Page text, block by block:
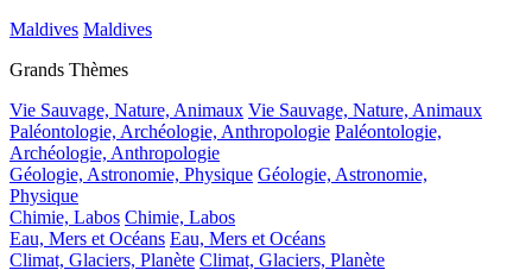
Maldives Maldives
Grands Thèmes
Vie Sauvage, Nature, Animaux Vie Sauvage, Nature, Animaux
Paléontologie, Archéologie, Anthropologie Paléontologie,
Archéologie, Anthropologie
Géologie, Astronomie, Physique Géologie, Astronomie,
Physique
Chimie, Labos Chimie, Labos
Eau, Mers et Océans Eau, Mers et Océans
Climat, Glaciers, Planète Climat, Glaciers, Planète